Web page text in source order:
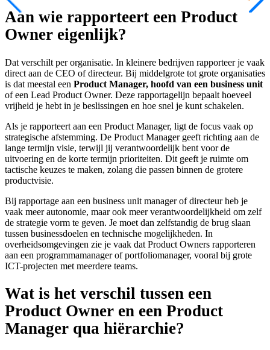
Aan wie rapporteert een Product
Owner eigenlijk?
Dat verschilt per organisatie. In kleinere bedrijven rapporteer je vaak
direct aan de CEO of directeur. Bij middelgrote tot grote organisaties
is dat meestal een Product Manager, hoofd van een business unit
of een Lead Product Owner. Deze rapportagelijn bepaalt hoeveel
vrijheid je hebt in je beslissingen en hoe snel je kunt schakelen.
Als je rapporteert aan een Product Manager, ligt de focus vaak op
strategische afstemming. De Product Manager geeft richting aan de
lange termijn visie, terwijl jij verantwoordelijk bent voor de
uitvoering en de korte termijn prioriteiten. Dit geeft je ruimte om
tactische keuzes te maken, zolang die passen binnen de grotere
productvisie.
Bij rapportage aan een business unit manager of directeur heb je
vaak meer autonomie, maar ook meer verantwoordelijkheid om zelf
de strategie vorm te geven. Je moet dan zelfstandig de brug slaan
tussen businessdoelen en technische mogelijkheden. In
overheidsomgevingen zie je vaak dat Product Owners rapporteren
aan een programmamanager of portfoliomanager, vooral bij grote
ICT-projecten met meerdere teams.
Wat is het verschil tussen een
Product Owner en een Product
Manager qua hiërarchie?